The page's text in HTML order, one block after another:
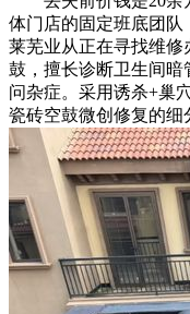
体门店的固定班底团
莱芜业从正在寻找维
鼓，擅长诊断卫生间
问杂症。采用诱杀+巢
瓷砖空鼓微创修复的细